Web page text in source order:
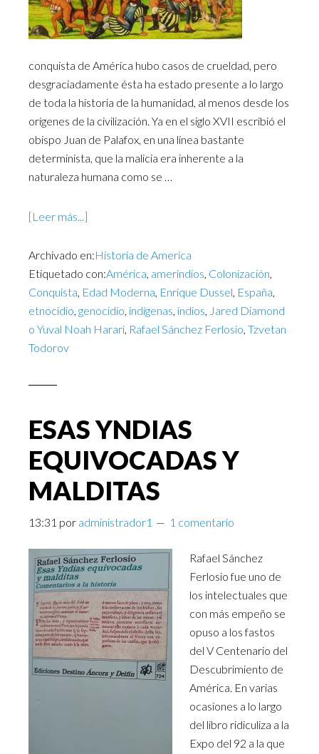
conquista de América hubo casos de crueldad, pero
desgraciadamente ésta ha estado presente a lo largo
de toda la historia de la humanidad, al menos desde los
orígenes de la civilización. Ya en el siglo XVII escribió el
obispo Juan de Palafox, en una línea bastante
determinista, que la malicia era inherente a la
naturaleza humana como se …
[Leer más...]
Archivado en:Historia de America
Etiquetado con:América, amerindios, Colonización,
Conquista, Edad Moderna, Enrique Dussel, España,
etnocidio, genocidio, indígenas, indios, Jared Diamond
o Yuval Noah Harari, Rafael Sánchez Ferlosio, Tzvetan
Todorov
ESAS YNDIAS
EQUIVOCADAS Y
MALDITAS
13:31 por administrador1 1 comentario
Rafael Sánchez
Ferlosio fue uno de
los intelectuales que
con más empeño se
opuso a los fastos
del V Centenario del
Descubrimiento de
América. En varias
ocasiones a lo largo
del libro ridiculiza a la
Expo del 92 a la que